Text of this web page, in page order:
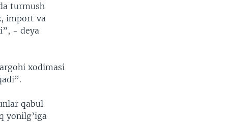
turmush
import va
- deya
xodimasi
qabul
yonilg’iga